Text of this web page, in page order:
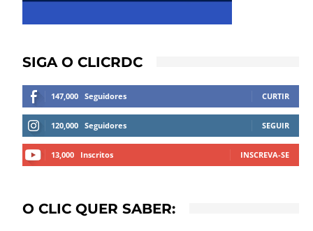
SIGA O CLICRDC
147,000 Seguidores CURTIR
120,000 Seguidores SEGUIR
13,000 Inscritos INSCREVA-SE
O CLIC QUER SABER: